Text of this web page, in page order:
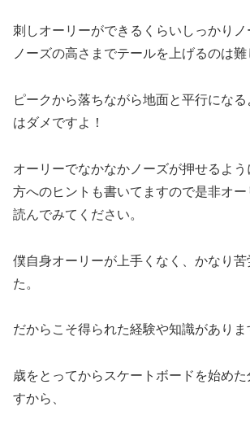
刺しオーリーができるくらいしっかりノ
ノーズの高さまでテールを上げるのは難
ピークから落ちながら地面と平行にな
はダメですよ！
オーリーでなかなかノーズが押せるよう
方へのヒントも書いてますので是非オ
読んでみてください。
僕自身オーリーが上手くなく、かなり
た。
だからこそ得られた経験や知識がありま
歳をとってからスケートボードを始めた
すから、